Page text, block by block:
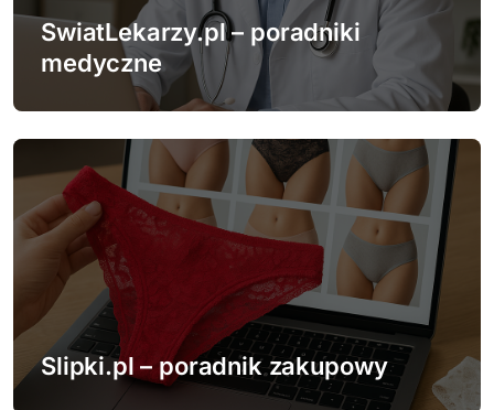
SwiatLekarzy.pl – poradniki
medyczne
Slipki.pl – poradnik zakupowy